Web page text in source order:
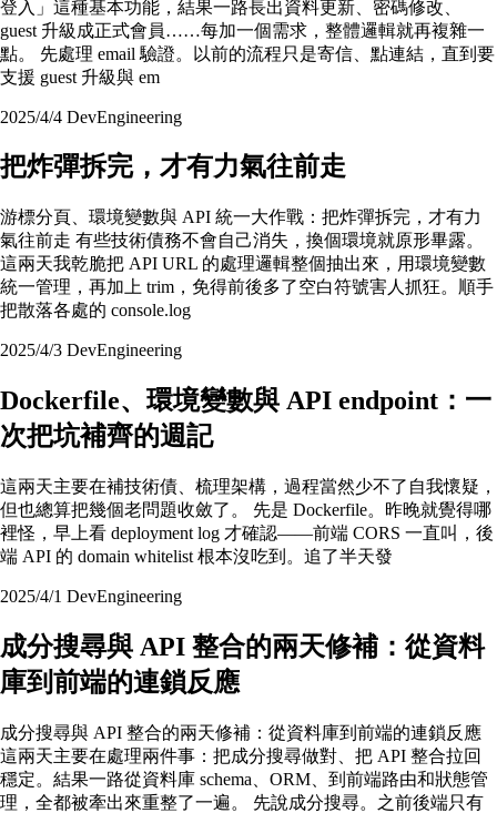
登入」這種基本功能，結果一路長出資料更新、密碼修改、
guest 升級成正式會員……每加一個需求，整體邏輯就再複雜一
點。 先處理 email 驗證。以前的流程只是寄信、點連結，直到要
支援 guest 升級與 em
2025/4/4 DevEngineering
把炸彈拆完，才有力氣往前走
游標分頁、環境變數與 API 統一大作戰：把炸彈拆完，才有力
氣往前走 有些技術債務不會自己消失，換個環境就原形畢露。
這兩天我乾脆把 API URL 的處理邏輯整個抽出來，用環境變數
統一管理，再加上 trim，免得前後多了空白符號害人抓狂。順手
把散落各處的 console.log
2025/4/3 DevEngineering
Dockerfile、環境變數與 API endpoint：一
次把坑補齊的週記
這兩天主要在補技術債、梳理架構，過程當然少不了自我懷疑，
但也總算把幾個老問題收斂了。 先是 Dockerfile。昨晚就覺得哪
裡怪，早上看 deployment log 才確認——前端 CORS 一直叫，後
端 API 的 domain whitelist 根本沒吃到。追了半天發
2025/4/1 DevEngineering
成分搜尋與 API 整合的兩天修補：從資料
庫到前端的連鎖反應
成分搜尋與 API 整合的兩天修補：從資料庫到前端的連鎖反應
這兩天主要在處理兩件事：把成分搜尋做對、把 API 整合拉回
穩定。結果一路從資料庫 schema、ORM、到前端路由和狀態管
理，全都被牽出來重整了一遍。 先說成分搜尋。之前後端只有